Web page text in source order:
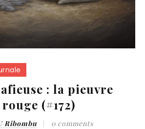
: la pieuvre
(#172)
Ribombu 0 comments